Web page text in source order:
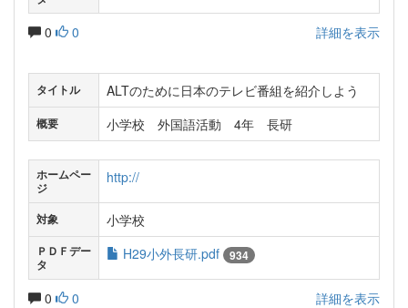
0 0 詳細を表示
タイトル ALTのために日本のテレビ番組を紹介しよう
概要 小学校 外国語活動 4年 長研
ホームペー
ジ
http://
対象 小学校
ＰＤＦデー
タ
H29小外長研.pdf 934
0 0 詳細を表示